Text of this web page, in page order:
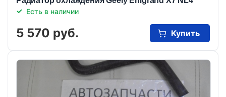
Есть в наличии
5 570 руб. Купить